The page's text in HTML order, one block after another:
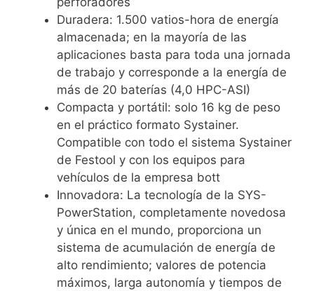
Duradera: 1.500 vatios-hora de energía
almacenada; en la mayoría de las
aplicaciones basta para toda una jornada
de trabajo y corresponde a la energía de
más de 20 baterías (4,0 HPC-ASI)
Compacta y portátil: solo 16 kg de peso
en el práctico formato Systainer.
Compatible con todo el sistema Systainer
de Festool y con los equipos para
vehículos de la empresa bott
Innovadora: La tecnología de la SYS-
PowerStation, completamente novedosa
y única en el mundo, proporciona un
sistema de acumulación de energía de
alto rendimiento; valores de potencia
máximos, larga autonomía y tiempos de